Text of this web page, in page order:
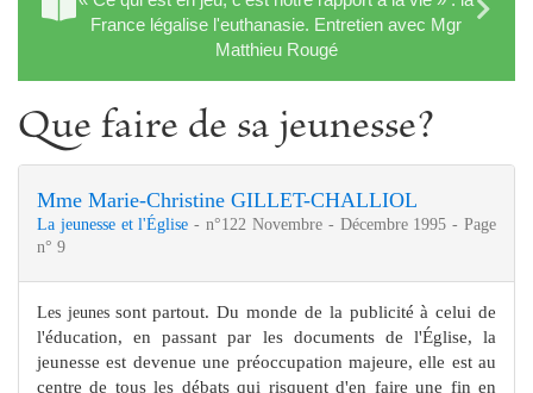
France légalise l'euthanasie. Entretien avec Mgr
Matthieu Rougé
Que faire de sa jeunesse?
Mme Marie-Christine GILLET-CHALLIOL
La jeunesse et l'Église- n°122 Novembre - Décembre 1995 - Page
n° 9
Les jeunes sont partout. Du monde de la publicité àcelui de
l'éducation, en passant par les documents de l'Église, la
jeunesse est devenue une préoccupation majeure, elle est au
centre de tous les débats qui risquent d'en faire une fin en